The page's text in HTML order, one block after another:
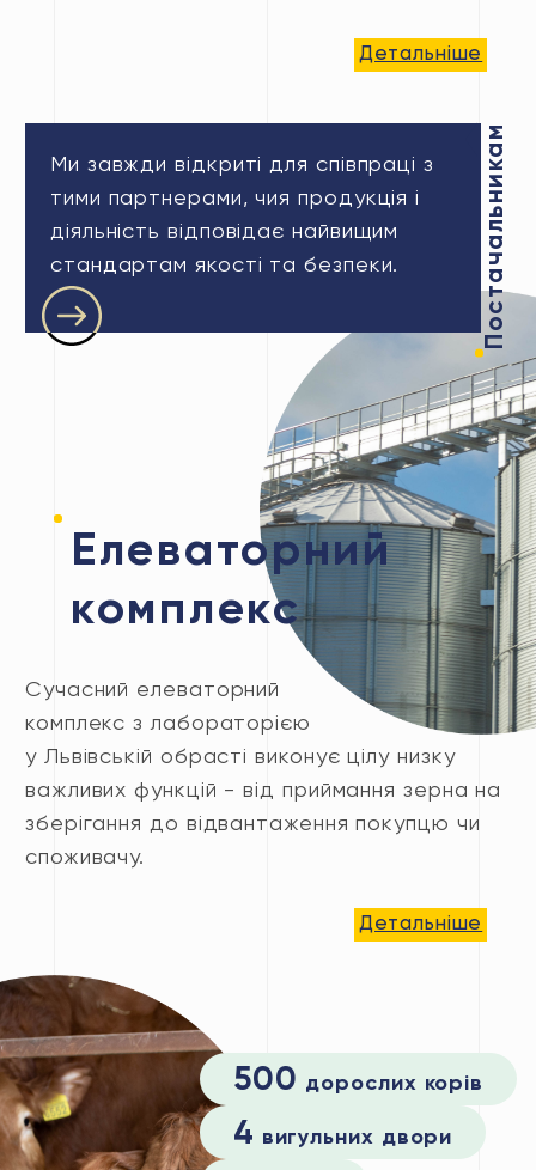
Детальніше
Ми завжди відкриті для співпраці з
тими партнерами, чия продукція і
діяльність відповідає найвищим
стандартам якості та безпеки.
Постачальникам
Елеваторний
комплекс
Сучасний елеваторний
комплекс з лабораторією
у Львівській обрасті виконує цілу низку
важливих функцій - від приймання зерна на
зберігання до відвантаження покупцю чи
споживачу.
Детальніше
500 дорослих корів
4 вигульних двори